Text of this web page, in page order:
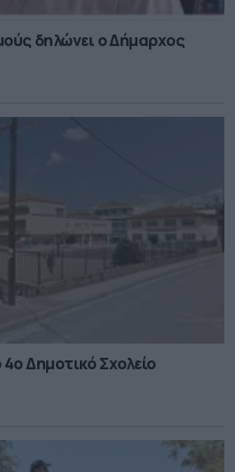
δηλώνει ο Δήμαρχος
Δημοτικό Σχολείο